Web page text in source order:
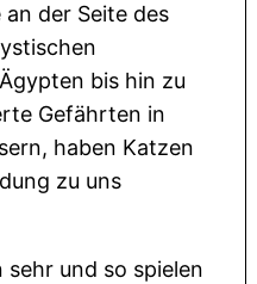
der Seite des
bis hin zu
Gefährten in
haben Katzen
zu uns
und so spielen